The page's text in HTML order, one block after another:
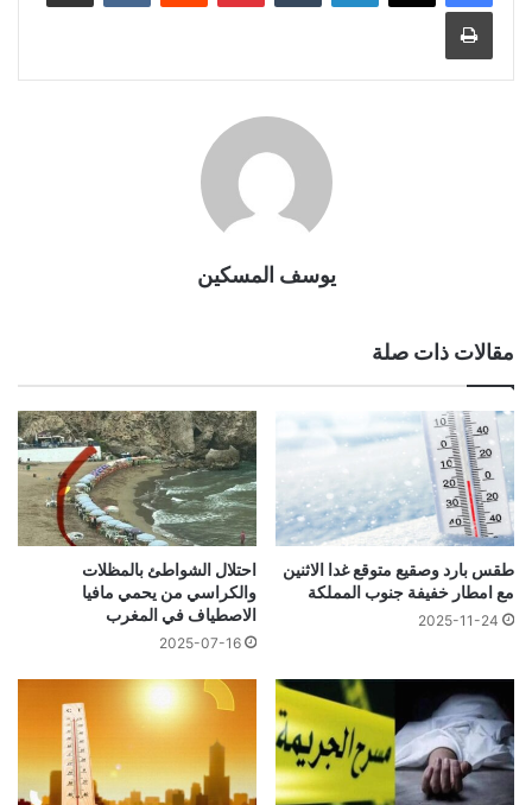
طباعة
يوسف المسكين
مقالات ذات صلة
طقس بارد وصقيع متوقع غدا الاثنين
مع امطار خفيفة جنوب المملكة
2025-11-24
احتلال الشواطئ بالمظلات
والكراسي من يحمي مافيا
الاصطياف في المغرب
2025-07-16